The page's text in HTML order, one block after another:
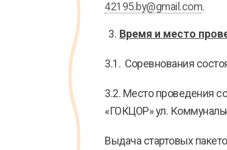
42195.by@gmail.com.
Время и место
3.1. Соревнования
3.2. Место проведения
«ГОКЦОР» ул.
Выдача стартовых